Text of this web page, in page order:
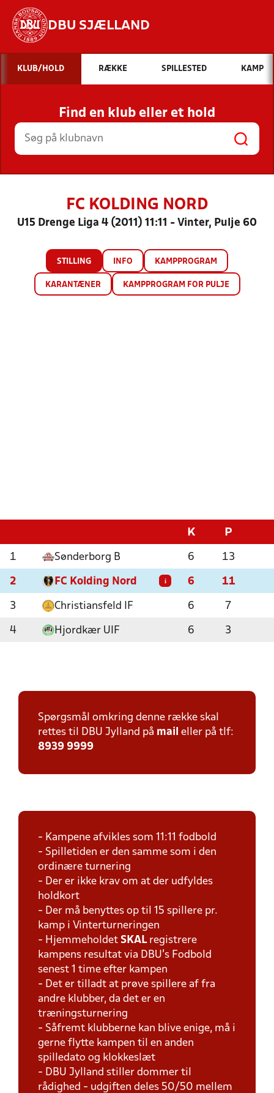
DBU SJÆLLAND
Hvad vil du søge efter?
INDHOLD OG NYHEDER
STILLINGER, RESULTATER, KLUBBER OG
HOLD
KLUB/HOLD RÆKKE SPILLESTED KAMP
Find en klub eller et hold
FC KOLDING NORD
U15 Drenge Liga 4 (2011) 11:11 - Vinter, Pulje 60
STILLING INFO KAMPPROGRAM
KARANTÆNER KAMPPROGRAM FOR PULJE
K P
1 Sønderborg B 6 13
2 FC Kolding Nord i 6 11
3 Christiansfeld IF 6 7
4 Hjordkær UIF 6 3
Spørgsmål omkring denne række skal
rettes til DBU Jylland på mail eller på tlf:
8939 9999
- Kampene afvikles som 11:11 fodbold
- Spilletiden er den samme som i den
ordinære turnering
- Der er ikke krav om at der udfyldes
holdkort
- Der må benyttes op til 15 spillere pr.
kamp i Vinterturneringen
- Hjemmeholdet SKAL registrere
kampens resultat via DBU's Fodbold
senest 1 time efter kampen
- Det er tilladt at prøve spillere af fra
andre klubber, da det er en
træningsturnering
- Såfremt klubberne kan blive enige, må i
gerne flytte kampen til en anden
spilledato og klokkeslæt
- DBU Jylland stiller dommer til
rådighed - udgiften deles 50/50 mellem